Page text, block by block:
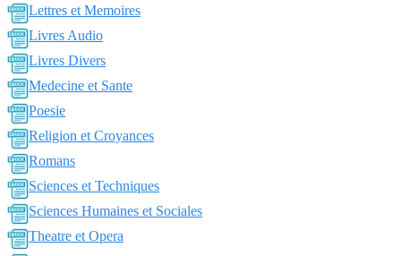
Lettres et Memoires
Livres Audio
Livres Divers
Medecine et Sante
Poesie
Religion et Croyances
Romans
Sciences et Techniques
Sciences Humaines et Sociales
Theatre et Opera